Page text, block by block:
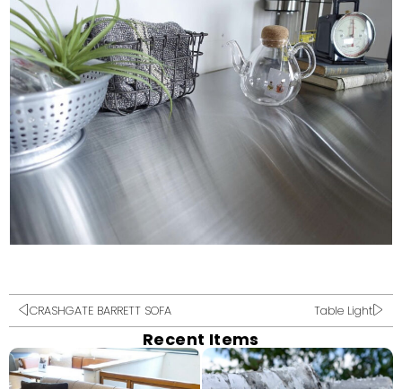
CRASHGATE BARRETT SOFA Table Light
Recent Items